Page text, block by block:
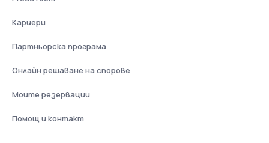
Кариери
Партньорска програма
Онлайн решаване на спорове
Моите резервации
Помощ и контакт